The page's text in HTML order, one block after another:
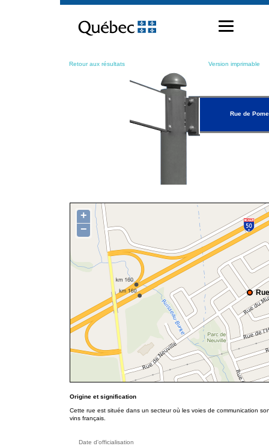
contenu
Retour aux résultats Version imprimable
Rue de
+
−
Origine et signification
Cette rue est située dans un secteur où les voies de communication
vins français.
Date d'officialisation